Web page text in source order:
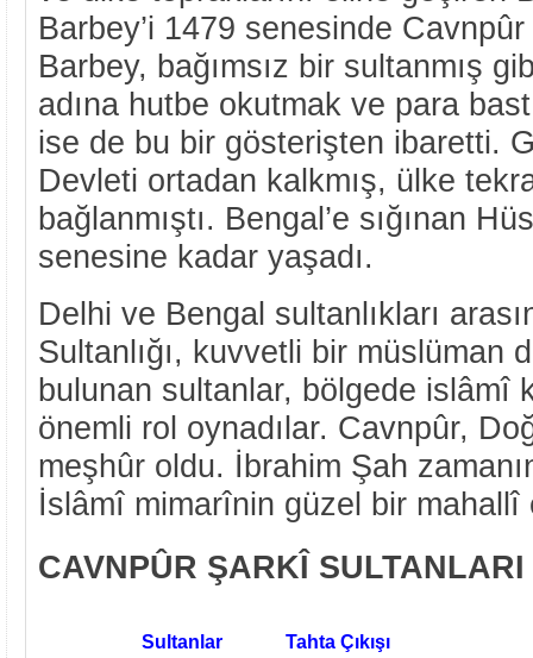
Barbey’i 1479 senesinde
Barbey, bağımsız bir sultanmış
adına hutbe okutmak ve para
ise de bu bir gösterişten ibaretti.
Devleti ortadan kalkmış, ülke
bağlanmıştı. Bengal’e sığınan
senesine kadar yaşadı.
Delhi ve Bengal sultanlıkları
Sultanlığı, kuvvetli bir müslüman
bulunan sultanlar, bölgede islâmî
önemli rol oynadılar. Cavnpûr,
meşhûr oldu. İbrahim Şah
İslâmî mimarînin güzel bir mahallî
CAVNPÛR ŞARKÎ SULTANLARI
Sultanlar Tahta Çıkışı